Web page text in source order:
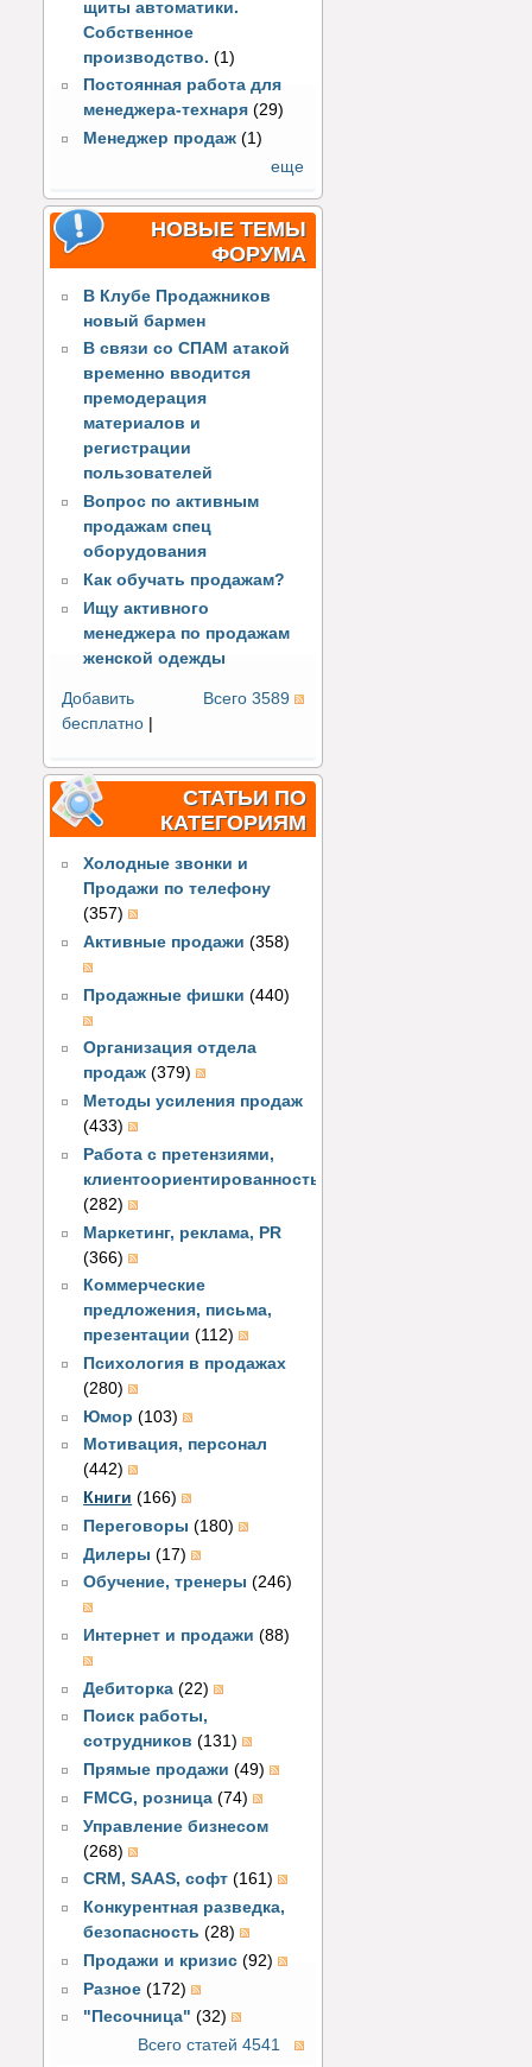
щиты автоматики.
Собственное
производство. (1)
Постоянная работа для
менеджера-технаря (29)
Менеджер продаж (1)
еще
НОВЫЕ ТЕМЫ
ФОРУМА
В Клубе Продажников
новый бармен
В связи со СПАМ атакой
временно вводится
премодерация
материалов и
регистрации
пользователей
Вопрос по активным
продажам спец
оборудования
Как обучать продажам?
Ищу активного
менеджера по продажам
женской одежды
Всего 3589
Добавить
бесплатно |
СТАТЬИ ПО
КАТЕГОРИЯМ
Холодные звонки и
Продажи по телефону
(357)
Активные продажи (358)
Продажные фишки (440)
Организация отдела
продаж (379)
Методы усиления продаж
(433)
Работа с претензиями,
клиентоориентированность
(282)
Маркетинг, реклама, PR
(366)
Коммерческие
предложения, письма,
презентации (112)
Психология в продажах
(280)
Юмор (103)
Мотивация, персонал
(442)
Книги (166)
Переговоры (180)
Дилеры (17)
Обучение, тренеры (246)
Интернет и продажи (88)
Дебиторка (22)
Поиск работы,
сотрудников (131)
Прямые продажи (49)
FMCG, розница (74)
Управление бизнесом
(268)
CRM, SAAS, софт (161)
Конкурентная разведка,
безопасность (28)
Продажи и кризис (92)
Разное (172)
"Песочница" (32)
Всего статей 4541